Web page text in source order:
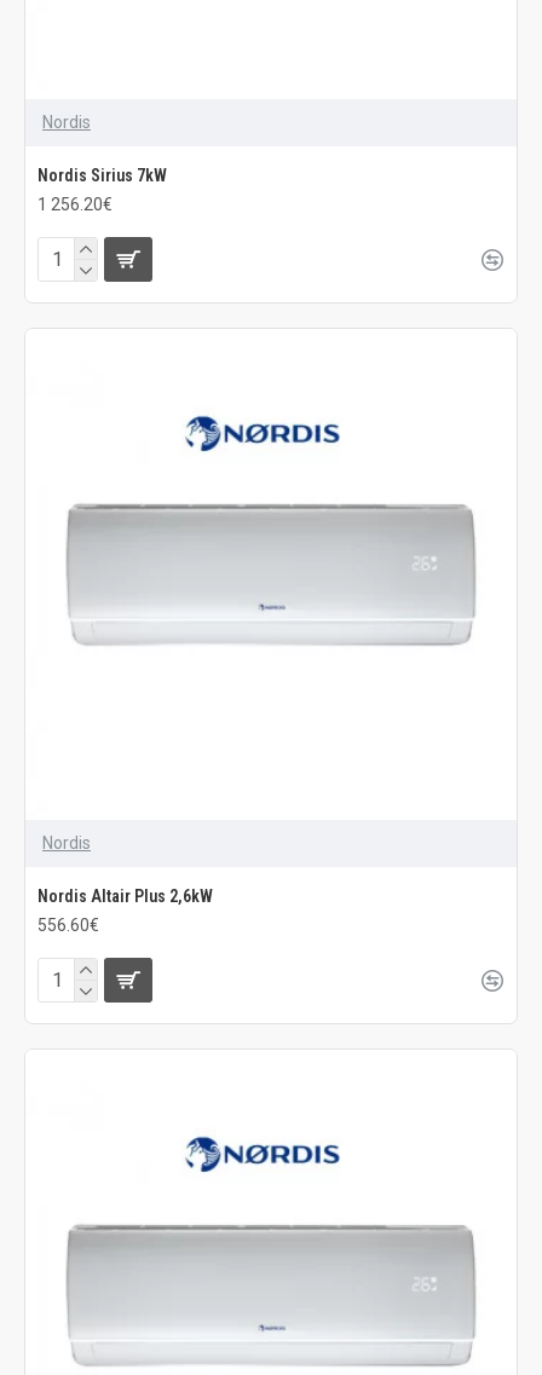
Nordis
Nordis Sirius 7kW
1 256.20€
Nordis
Nordis Altair Plus 2,6kW
556.60€